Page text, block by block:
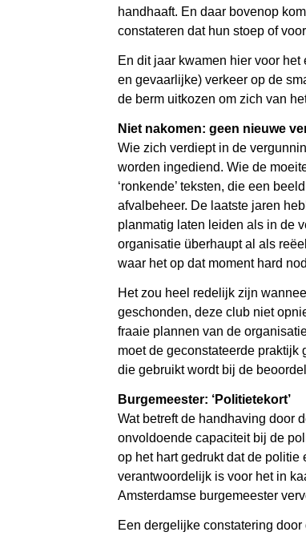
handhaaft. En daar bovenop
constateren dat hun stoep of
En dit jaar kwamen hier voor
en gevaarlijke) verkeer op de
de berm uitkozen om zich van
Niet nakomen: geen nieuwe
Wie zich verdiept in de
worden ingediend. Wie de
‘ronkende’ teksten, die een
afvalbeheer. De laatste jaren
planmatig laten leiden als in de
organisatie überhaupt al als
waar het op dat moment hard
Het zou heel redelijk zijn
geschonden, deze club niet
fraaie plannen van de
moet de geconstateerde
die gebruikt wordt bij de
Burgemeester: ‘Politietekort’
Wat betreft de handhaving door
onvoldoende capaciteit bij de
op het hart gedrukt dat de
verantwoordelijk is voor het in
Amsterdamse burgemeester
Een dergelijke constatering